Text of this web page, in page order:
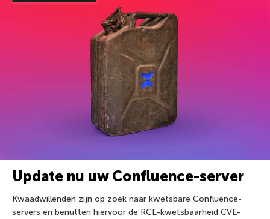
Update nu uw Confluence-server
Kwaadwillenden zijn op zoek naar kwetsbare Confluence-
servers en benutten hiervoor de RCE-kwetsbaarheid CVE-